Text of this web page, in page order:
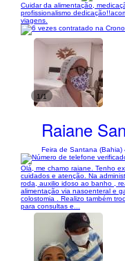
Cuidar da alimentação,
profissionalismo
viagens.
1/1
Raiane
Feira de Santana (Bahia)
Olá, me chamo raiane. Tenho
cuidados e atenção. Na
roda, auxilio idoso ao banho ,
alimentação via nasoenteral e
colostomia . Realizo também
para consultas e...